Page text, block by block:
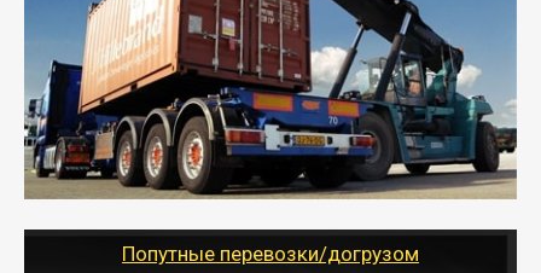
от 10 000 руб. Возможен догруз
- Доставка фурой до 20 т возможна для больших
объемов грузов, упакованных в коробки, мешки,
паллеты и россыпью в самые отдаленные места
России с гарантией полной сохранности.
- Тайгер Логистик предоставляет услуги по
грузоперевозкам для физических и юридических лиц
Попутные перевозки/догрузом